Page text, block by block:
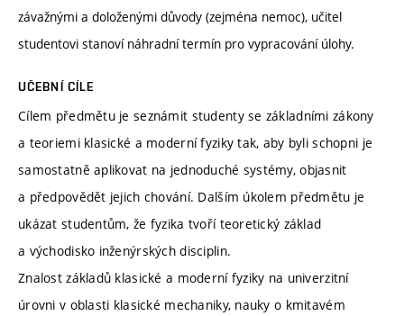
závažnými a doloženými důvody (zejména nemoc), učitel
studentovi stanoví náhradní termín pro vypracování úlohy.
UČEBNÍ CÍLE
Cílem předmětu je seznámit studenty se základními zákony
a teoriemi klasické a moderní fyziky tak, aby byli schopni je
samostatně aplikovat na jednoduché systémy, objasnit
a předpovědět jejich chování. Dalším úkolem předmětu je
ukázat studentům, že fyzika tvoří teoretický základ
a východisko inženýrských disciplin.
Znalost základů klasické a moderní fyziky na univerzitní
úrovni v oblasti klasické mechaniky, nauky o kmitavém